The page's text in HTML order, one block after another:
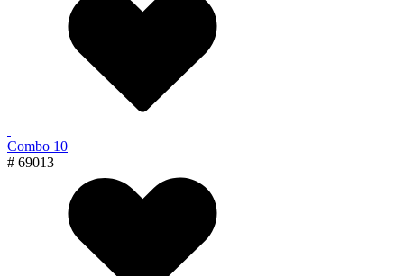
Combo 10
# 69013